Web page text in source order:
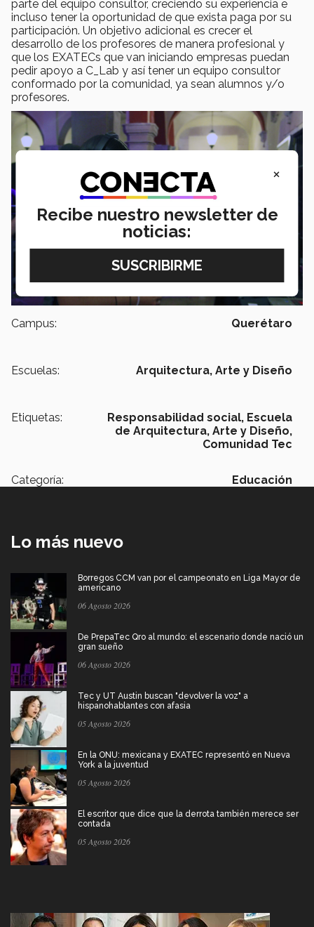
parte del equipo consultor, creciendo su experiencia e
incluso tener la oportunidad de que exista paga por su
participación. Un objetivo adicional es crecer el
desarrollo de los profesores de manera profesional y
que los EXATECs que van iniciando empresas puedan
pedir apoyo a C_Lab y así tener un equipo consultor
conformado por la comunidad, ya sean alumnos y/o
profesores.
Campus: Querétaro
Escuelas: Arquitectura, Arte y Diseño
Etiquetas: Responsabilidad social, Escuela
de Arquitectura, Arte y Diseño,
Comunidad Tec
Categoría: Educación
Lo más nuevo
Borregos CCM van por el campeonato en Liga Mayor de
americano
06 Agosto 2026
De PrepaTec Qro al mundo: el escenario donde nació un
gran sueño
06 Agosto 2026
Tec y UT Austin buscan "devolver la voz" a
hispanohablantes con afasia
05 Agosto 2026
En la ONU: mexicana y EXATEC representó en Nueva
York a la juventud
05 Agosto 2026
El escritor que dice que la derrota también merece ser
contada
05 Agosto 2026
×
Recibe nuestro newsletter de
noticias: